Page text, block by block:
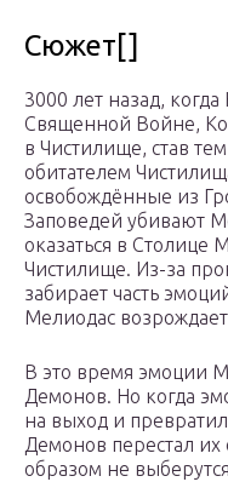
Сюжет[]
3000 лет назад,
Священной Войне,
в Чистилище, став
обитателем
освобождённые из
Заповедей убивают
оказаться в Столице
Чистилище. Из-за
забирает часть
Мелиодас
В это время эмоции
Демонов. Но когда
на выход и
Демонов перестал их
образом не